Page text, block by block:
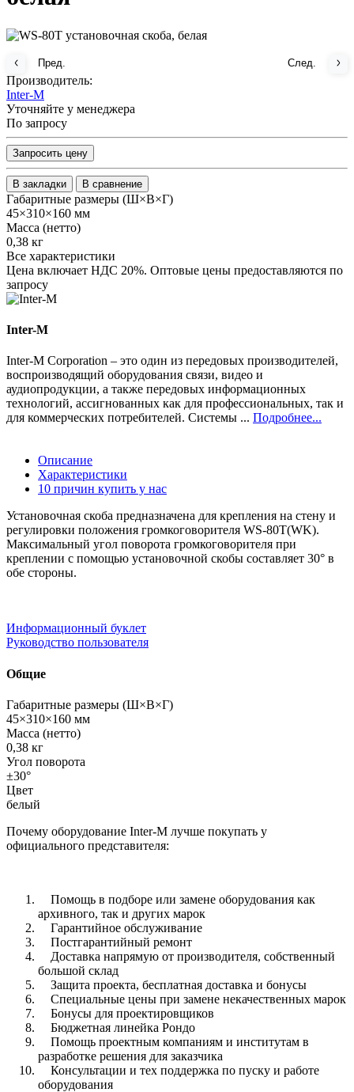
Пред. След.
Производитель:
Inter-M
Уточняйте у менеджера
По запросу
Запросить цену
В закладки В сравнение
Габаритные размеры (Ш×В×Г)
45×310×160 мм
Масса (нетто)
0,38 кг
Все характеристики
Цена включает НДС 20%. Оптовые цены предоставляются по
запросу
Inter-M
Inter-M Corporation – это один из передовых производителей,
воспроизводящий оборудования связи, видео и
аудиопродукции, а также передовых информационных
технологий, ассигнованных как для профессиональных, так и
для коммерческих потребителей. Системы ... Подробнее...
Описание
Характеристики
10 причин купить у нас
Установочная скоба предназначена для крепления на стену и
регулировки положения громкоговорителя WS-80T(WK).
Максимальный угол поворота громкоговорителя при
креплении с помощью установочной скобы составляет 30° в
обе стороны.
Информационный буклет
Руководство пользователя
Общие
Габаритные размеры (Ш×В×Г)
45×310×160 мм
Масса (нетто)
0,38 кг
Угол поворота
±30°
Цвет
белый
Почему оборудование Inter-M лучше покупать у
официального представителя:
Помощь в подборе или замене оборудования как
архивного, так и других марок
Гарантийное обслуживание
Постгарантийный ремонт
Доставка напрямую от производителя, собственный
большой склад
Защита проекта, бесплатная доставка и бонусы
Специальные цены при замене некачественных марок
Бонусы для проектировщиков
Бюджетная линейка Рондо
Помощь проектным компаниям и институтам в
разработке решения для заказчика
Консультации и тех поддержка по пуску и работе
оборудования